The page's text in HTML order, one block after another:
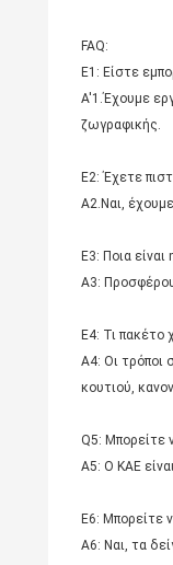
FAQ:
Ε1: Είστε
Α'1.Έχουμε
ζωγραφικής.
Ε2: Έχετε
Α2.Ναι,
Ε3: Ποια
A3:
Ε4: Τι πακέτο
A4: Οι τρόποι
κουτιού,
Q5: Μπορείτε
A5: Ο ΚΑΕ
Ε6: Μπορείτε
A6: Ναι, τα